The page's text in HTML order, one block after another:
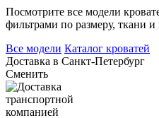
Посмотрите все модели
фильтрами по размеру, ткани и
Все модели Каталог кроватей
Доставка в Санкт-Петербург
Сменить